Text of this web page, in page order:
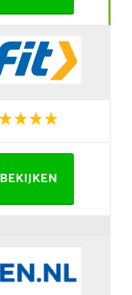
BEKIJKEN